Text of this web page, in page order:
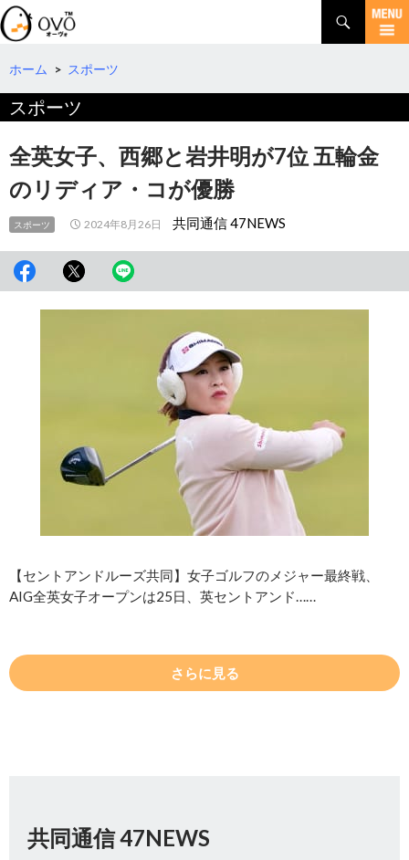
検
索
コ
テ
へ
動
ホーム > スポーツ
スポーツ
全英女子、西郷と岩井明が7位 五輪金
のリディア・コが優勝
スポーツ 2024年8月26日 共同通信 47NEWS
【セントアンドルーズ共同】女子ゴルフのメジャー最終戦、
AIG全英女子オープンは25日、英セントアンド……
さらに見る
共同通信 47NEWS